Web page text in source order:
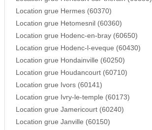
Location grue Hermes (60370)
Location grue Hetomesnil (60360)
Location grue Hodenc-en-bray (60650)
Location grue Hodenc-l-eveque (60430)
Location grue Hondainville (60250)
Location grue Houdancourt (60710)
Location grue Ivors (60141)
Location grue Ivry-le-temple (60173)
Location grue Jamericourt (60240)
Location grue Janville (60150)